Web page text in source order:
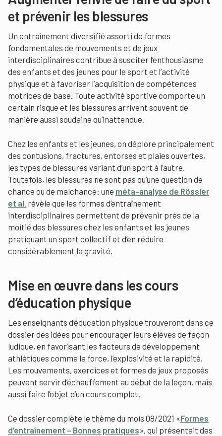
et prévenir les blessures
Un entraînement diversifié assorti de formes
fondamentales de mouvements et de jeux
interdisciplinaires contribue à susciter l’enthousiasme
des enfants et des jeunes pour le sport et l’activité
physique et à favoriser l’acquisition de compétences
motrices de base. Toute activité sportive comporte un
certain risque et les blessures arrivent souvent de
manière aussi soudaine qu’inattendue.
Chez les enfants et les jeunes, on déplore principalement
des contusions, fractures, entorses et plaies ouvertes,
les types de blessures variant d’un sport à l’autre.
Toutefois, les blessures ne sont pas qu’une question de
chance ou de malchance: une méta-analyse de Rössler
et al. révèle que les formes d’entraînement
interdisciplinaires permettent de prévenir près de la
moitié des blessures chez les enfants et les jeunes
pratiquant un sport collectif et d’en réduire
considérablement la gravité.
Mise en œuvre dans les cours
d’éducation physique
Les enseignants d’éducation physique trouveront dans ce
dossier des idées pour encourager leurs élèves de façon
ludique, en favorisant les facteurs de développement
athlétiques comme la force, l’explosivité et la rapidité.
Les mouvements, exercices et formes de jeux proposés
peuvent servir d’échauffement au début de la leçon, mais
aussi faire l’objet d’un cours complet.
Ce dossier complète le thème du mois 08/2021 «Formes
d’entraînement – Bonnes pratiques», qui présentait des